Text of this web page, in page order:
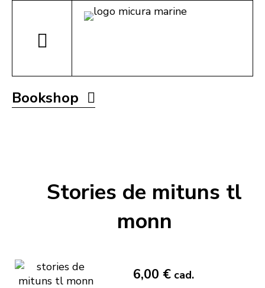
Bookshop
Stories de mituns tl
monn
6,00 € cad.